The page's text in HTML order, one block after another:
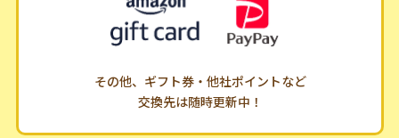
その他、ギフト券・他社ポイントなど
交換先は随時更新中！